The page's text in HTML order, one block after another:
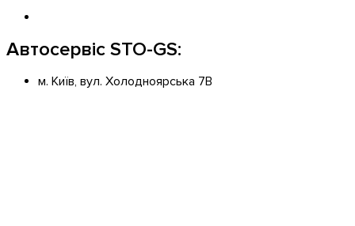
Автосервіс STO-GS:
м. Київ, вул. Холодноярська 7В